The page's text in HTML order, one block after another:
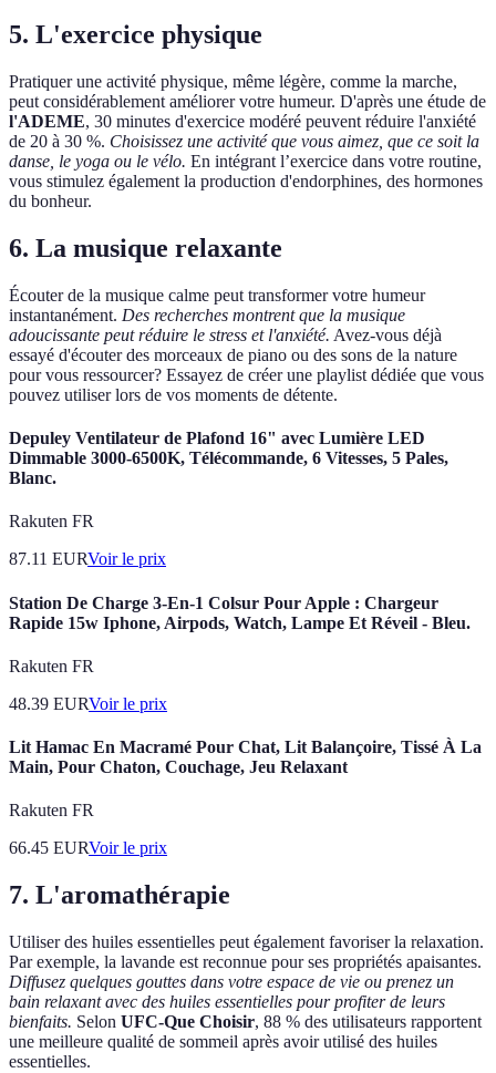
5. L'exercice physique
Pratiquer une activité physique, même légère, comme la marche,
peut considérablement améliorer votre humeur. D'après une étude de
l'ADEME, 30 minutes d'exercice modéré peuvent réduire l'anxiété
de 20 à 30 %. Choisissez une activité que vous aimez, que ce soit la
danse, le yoga ou le vélo. En intégrant l’exercice dans votre routine,
vous stimulez également la production d'endorphines, des hormones
du bonheur.
6. La musique relaxante
Écouter de la musique calme peut transformer votre humeur
instantanément. Des recherches montrent que la musique
adoucissante peut réduire le stress et l'anxiété. Avez-vous déjà
essayé d'écouter des morceaux de piano ou des sons de la nature
pour vous ressourcer? Essayez de créer une playlist dédiée que vous
pouvez utiliser lors de vos moments de détente.
Depuley Ventilateur de Plafond 16" avec Lumière LED
Dimmable 3000-6500K, Télécommande, 6 Vitesses, 5 Pales,
Blanc.
Rakuten FR
87.11 EURVoir le prix
Station De Charge 3-En-1 Colsur Pour Apple : Chargeur
Rapide 15w Iphone, Airpods, Watch, Lampe Et Réveil - Bleu.
Rakuten FR
48.39 EURVoir le prix
Lit Hamac En Macramé Pour Chat, Lit Balançoire, Tissé À La
Main, Pour Chaton, Couchage, Jeu Relaxant
Rakuten FR
66.45 EURVoir le prix
7. L'aromathérapie
Utiliser des huiles essentielles peut également favoriser la relaxation.
Par exemple, la lavande est reconnue pour ses propriétés apaisantes.
Diffusez quelques gouttes dans votre espace de vie ou prenez un
bain relaxant avec des huiles essentielles pour profiter de leurs
bienfaits. Selon UFC-Que Choisir, 88 % des utilisateurs rapportent
une meilleure qualité de sommeil après avoir utilisé des huiles
essentielles.